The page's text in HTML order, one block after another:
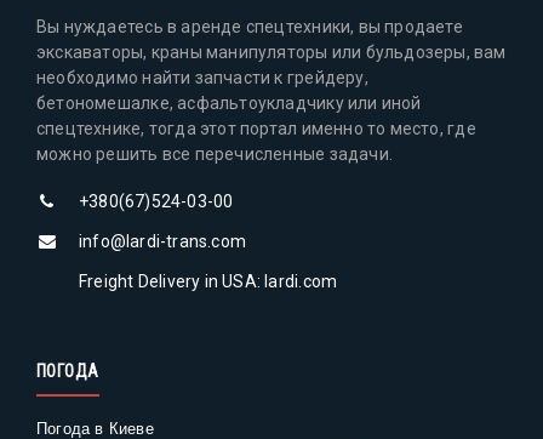
Вы нуждаетесь в аренде спецтехники, вы продаете
экскаваторы, краны манипуляторы или бульдозеры, вам
необходимо найти запчасти к грейдеру,
бетономешалке, асфальтоукладчику или иной
спецтехнике, тогда этот портал именно то место, где
можно решить все перечисленные задачи.
+380(67)524-03-00
info@lardi-trans.com
Freight Delivery in USA: lardi.com
ПОГОДА
Погода в Киеве